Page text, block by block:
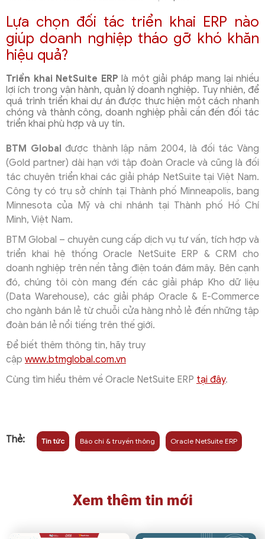
Lựa chọn đối tác triển khai ERP nào
giúp doanh nghiệp tháo gỡ khó khăn
hiệu quả?
Triển khai NetSuite ERP là một giải pháp mang lại nhiều
lợi ích trong vận hành, quản lý doanh nghiệp. Tuy nhiên, để
quá trình triển khai dự án được thực hiện một cách nhanh
chóng và thành công, doanh nghiệp phải cần đến đối tác
triển khai phù hợp và uy tín.
BTM Global được thành lập năm 2004, là đối tác Vàng
(Gold partner) dài hạn với tập đoàn Oracle và cũng là đối
tác chuyên triển khai các giải pháp NetSuite tại Việt Nam.
Công ty có trụ sở chính tại Thành phố Minneapolis, bang
Minnesota của Mỹ và chi nhánh tại Thành phố Hồ Chí
Minh, Việt Nam.
BTM Global – chuyên cung cấp dịch vụ tư vấn, tích hợp và
triển khai hệ thống Oracle NetSuite ERP & CRM cho
doanh nghiệp trên nền tảng điện toán đám mây. Bên cạnh
đó, chúng tôi còn mang đến các giải pháp Kho dữ liệu
(Data Warehouse), các giải pháp Oracle & E-Commerce
cho ngành bán lẻ từ chuỗi cửa hàng nhỏ lẻ đến những tập
đoàn bán lẻ nổi tiếng trên thế giới.
Để biết thêm thông tin, hãy truy
cập www.btmglobal.com.vn
Cùng tìm hiểu thêm về Oracle NetSuite ERP tại đây.
Thẻ: Tin tức Báo chí & truyền thông Oracle NetSuite ERP
Xem thêm tin mới